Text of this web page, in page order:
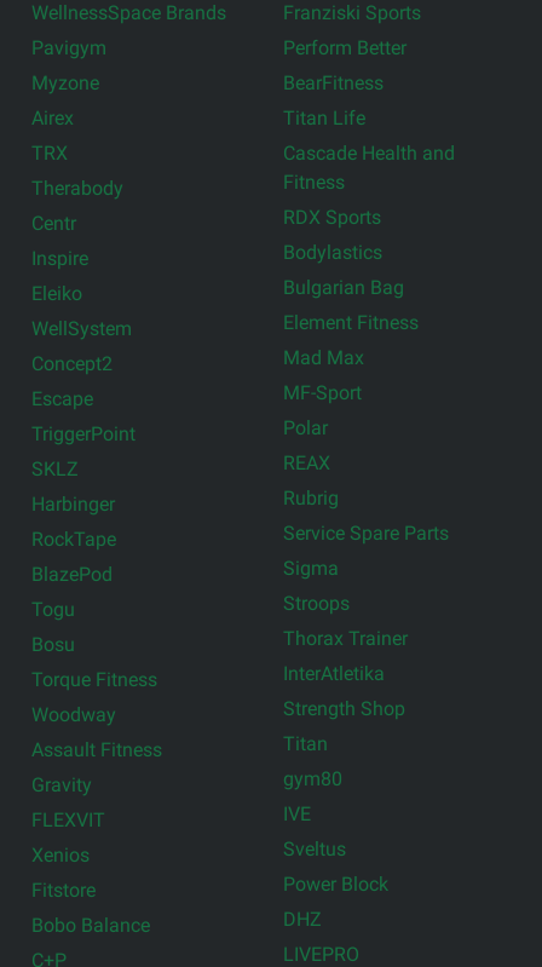
WellnessSpace Brands
Pavigym
Myzone
Airex
TRX
Therabody
Centr
Inspire
Eleiko
WellSystem
Concept2
Escape
TriggerPoint
SKLZ
Harbinger
RockTape
BlazePod
Togu
Bosu
Torque Fitness
Woodway
Assault Fitness
Gravity
FLEXVIT
Xenios
Fitstore
Bobo Balance
C+P
Franziski Sports
Perform Better
BearFitness
Titan Life
Cascade Health and
Fitness
RDX Sports
Bodylastics
Bulgarian Bag
Element Fitness
Mad Max
MF-Sport
Polar
REAX
Rubrig
Service Spare Parts
Sigma
Stroops
Thorax Trainer
InterAtletika
Strength Shop
Titan
gym80
IVE
Sveltus
Power Block
DHZ
LIVEPRO